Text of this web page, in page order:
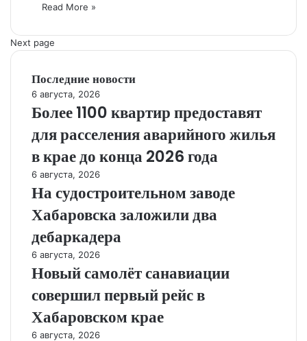
Read More »
Next page
Последние новости
6 августа, 2026
Более 1100 квартир предоставят
для расселения аварийного жилья
в крае до конца 2026 года
6 августа, 2026
На судостроительном заводе
Хабаровска заложили два
дебаркадера
6 августа, 2026
Новый самолёт санавиации
совершил первый рейс в
Хабаровском крае
6 августа, 2026